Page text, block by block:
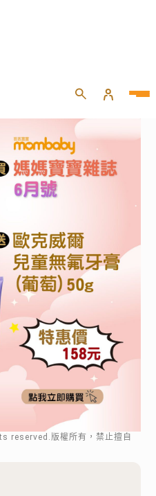
reserved.版權所有，禁止擅自